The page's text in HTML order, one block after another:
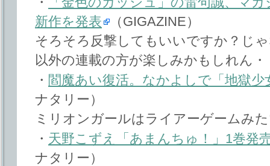
新作を発表
（GIGAZINE）
そろそろ反撃してもいいですか？じ
以外の連載の方が楽しみかもしれん・
・ 閻魔あい復活。なかよしで「地獄少
ナタリー）
ミリオンガールはライアーゲームみ
・ 天野こずえ「あまんちゅ！」1巻発
ナタリー）